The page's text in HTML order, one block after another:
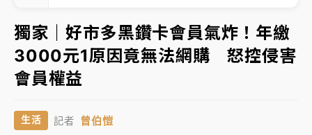
才續任就飛美國大學面試 清大校長高為元致歉：機會
到來時引起我的好奇
白海豚颱風解除海警 西南風來了！4縣市大雨特報、各
地午後雷雨
分析｜
標？ 鴻海本週法說法人關注的四大重點
▼
獨家｜好市多黑鑽卡會員氣炸！年繳
3000元1原因竟無法網購 怒控侵害
會員權益
生活 記者 曾伯愷